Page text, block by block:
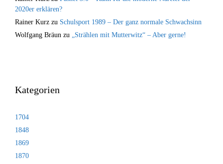
2020er erklären?
Rainer Kurz zu Schulsport 1989 – Der ganz normale Schwachsinn
Wolfgang Bräun zu „Strählen mit Mutterwitz“ – Aber gerne!
Kategorien
1704
1848
1869
1870